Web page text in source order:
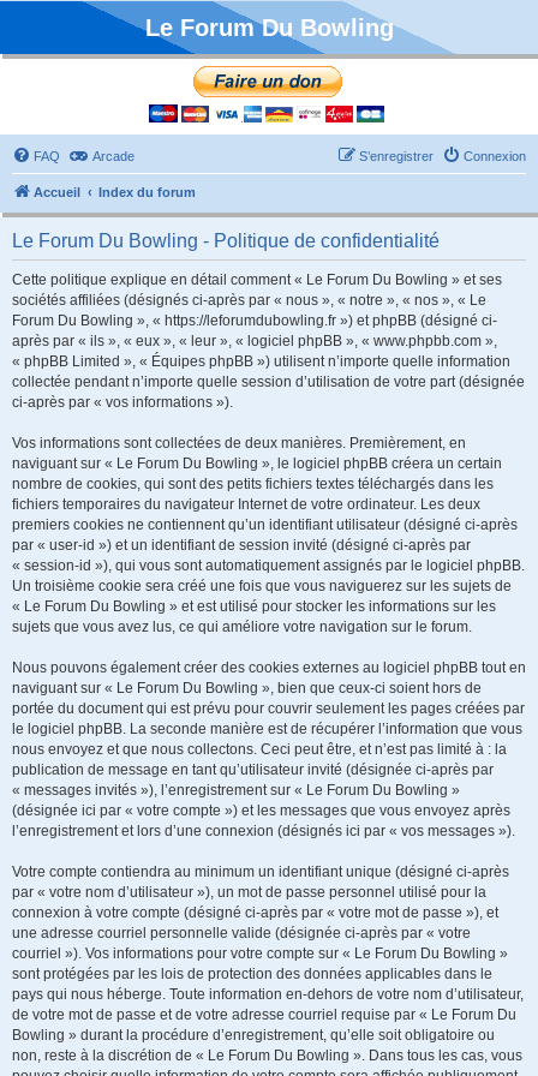
Le Forum Du Bowling
FAQ Arcade Connexion
S’enregistrer
Accueil Index du forum
Le Forum Du Bowling - Politique de confidentialité
Cette politique explique en détail comment « Le Forum Du Bowling » et ses
sociétés affiliées (désignés ci-après par « nous », « notre », « nos », « Le
Forum Du Bowling », « https://leforumdubowling.fr ») et phpBB (désigné ci-
après par « ils », « eux », « leur », « logiciel phpBB », « www.phpbb.com »,
« phpBB Limited », « Équipes phpBB ») utilisent n’importe quelle information
collectée pendant n’importe quelle session d’utilisation de votre part (désignée
ci-après par « vos informations »).
Vos informations sont collectées de deux manières. Premièrement, en
naviguant sur « Le Forum Du Bowling », le logiciel phpBB créera un certain
nombre de cookies, qui sont des petits fichiers textes téléchargés dans les
fichiers temporaires du navigateur Internet de votre ordinateur. Les deux
premiers cookies ne contiennent qu’un identifiant utilisateur (désigné ci-après
par « user-id ») et un identifiant de session invité (désigné ci-après par
« session-id »), qui vous sont automatiquement assignés par le logiciel phpBB.
Un troisième cookie sera créé une fois que vous naviguerez sur les sujets de
« Le Forum Du Bowling » et est utilisé pour stocker les informations sur les
sujets que vous avez lus, ce qui améliore votre navigation sur le forum.
Nous pouvons également créer des cookies externes au logiciel phpBB tout en
naviguant sur « Le Forum Du Bowling », bien que ceux-ci soient hors de
portée du document qui est prévu pour couvrir seulement les pages créées par
le logiciel phpBB. La seconde manière est de récupérer l’information que vous
nous envoyez et que nous collectons. Ceci peut être, et n’est pas limité à : la
publication de message en tant qu’utilisateur invité (désignée ci-après par
« messages invités »), l’enregistrement sur « Le Forum Du Bowling »
(désignée ici par « votre compte ») et les messages que vous envoyez après
l’enregistrement et lors d’une connexion (désignés ici par « vos messages »).
Votre compte contiendra au minimum un identifiant unique (désigné ci-après
par « votre nom d’utilisateur »), un mot de passe personnel utilisé pour la
connexion à votre compte (désigné ci-après par « votre mot de passe »), et
une adresse courriel personnelle valide (désignée ci-après par « votre
courriel »). Vos informations pour votre compte sur « Le Forum Du Bowling »
sont protégées par les lois de protection des données applicables dans le
pays qui nous héberge. Toute information en-dehors de votre nom d’utilisateur,
de votre mot de passe et de votre adresse courriel requise par « Le Forum Du
Bowling » durant la procédure d’enregistrement, qu’elle soit obligatoire ou
non, reste à la discrétion de « Le Forum Du Bowling ». Dans tous les cas, vous